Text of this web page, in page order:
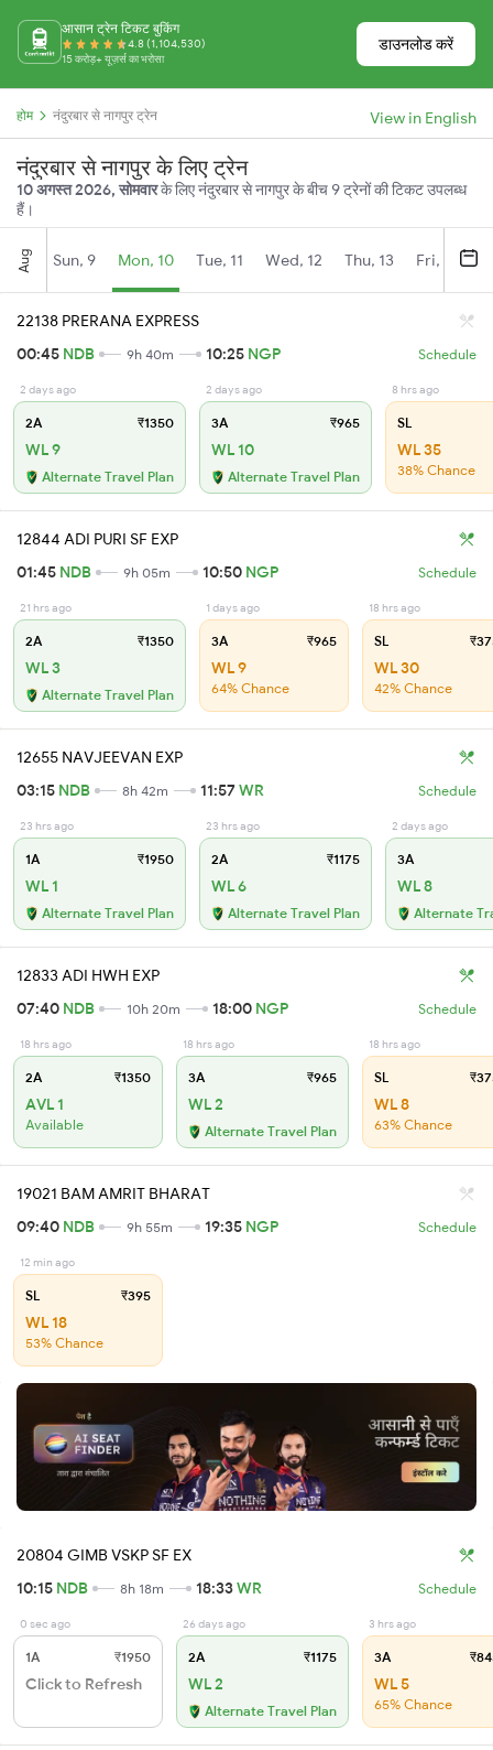
आसान ट्रेन टिकट बुकिंग
4.8 (1,104,530)
15 करोड़+ यूज़र्स का भरोसा
डाउनलोड करें
होम नंदुरबार से नागपुर ट्रेन View in English
नंदुरबार से नागपुर के लिए ट्रेन
10 अगस्त 2026, सोमवारके लिए नंदुरबार से नागपुर के बीच 9 ट्रेनों की टिकट उपलब्ध
हैं।
Aug Sun, 9 Mon, 10 Tue, 11 Wed, 12 Thu, 13 Fri, 14
22138 PRERANA EXPRESS
00:45 NDB 9h 40m 10:25 NGP Schedule
2 days ago
2A ₹1350
WL 9
Alternate Travel Plan
2 days ago
3A ₹965
WL 10
Alternate Travel Plan
8 hrs ago
SL
WL 35
38% Chance
12844 ADI PURI SF EXP
01:45 NDB 9h 05m 10:50 NGP Schedule
21 hrs ago
2A ₹1350
WL 3
Alternate Travel Plan
1 days ago
3A ₹965
WL 9
64% Chance
18 hrs ago
SL
WL 30
42% Chance
12655 NAVJEEVAN EXP
03:15 NDB 8h 42m 11:57WR Schedule
23 hrs ago
1A ₹1950
WL 1
Alternate Travel Plan
23 hrs ago
2A ₹1175
WL 6
Alternate Travel Plan
2 days ago
3A
WL 8
Alternate
12833 ADI HWH EXP
07:40 NDB 10h 20m 18:00 NGP Schedule
18 hrs ago
2A ₹1350
AVL 1
Available
18 hrs ago
3A ₹965
WL 2
Alternate Travel Plan
18 hrs ago
SL
WL 8
63% Chance
19021 BAM AMRIT BHARAT
09:40 NDB 9h 55m 19:35 NGP Schedule
12 min ago
SL ₹395
WL 18
53% Chance
20804 GIMB VSKP SF EX
10:15 NDB 8h 18m 18:33WR Schedule
0 sec ago
1A ₹1950
Click to Refresh
26 days ago
2A ₹1175
WL 2
Alternate Travel Plan
3 hrs ago
3A
WL 5
65% Chance